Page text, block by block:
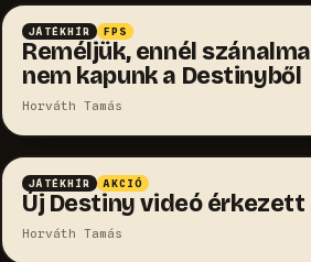
JÁTÉKHÍR FPS
Reméljük, ennél
nem kapunk a Destinyből
Horváth Tamás
JÁTÉKHÍR AKCIÓ
Új Destiny videó érkezett
Horváth Tamás